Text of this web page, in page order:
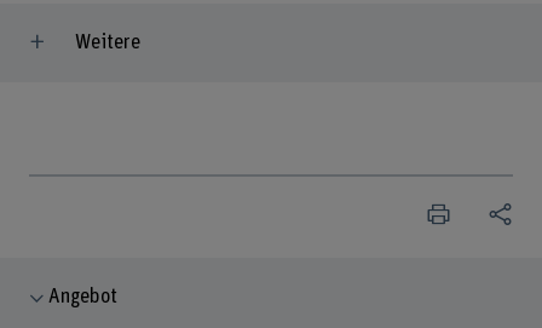
Weitere
Angebot